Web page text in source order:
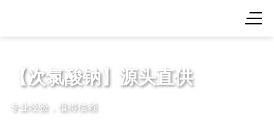
【次氯酸钠】源头直供
专业经验，值得信赖